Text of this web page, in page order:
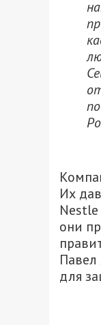
Их
они
Павел
для